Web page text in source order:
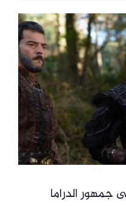
الدراما